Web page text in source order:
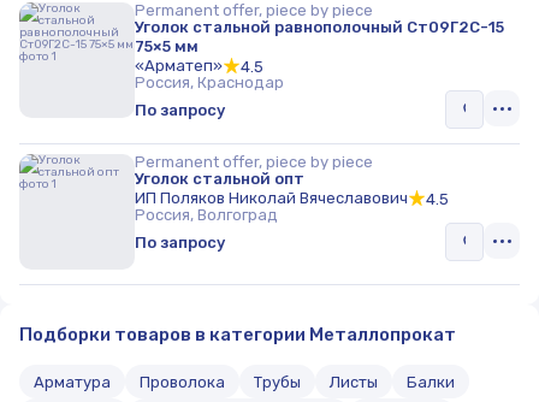
Permanent offer, piece by piece
Уголок стальной равнополочный Ст09Г2С-15
75×5 мм
«Арматеп»
4.5
Россия, Краснодар
По запросу
Permanent offer, piece by piece
Уголок стальной опт
ИП Поляков Николай Вячеславович
4.5
Россия, Волгоград
По запросу
Подборки товаров в категории Металлопрокат
Арматура Проволока Трубы Листы
Балки